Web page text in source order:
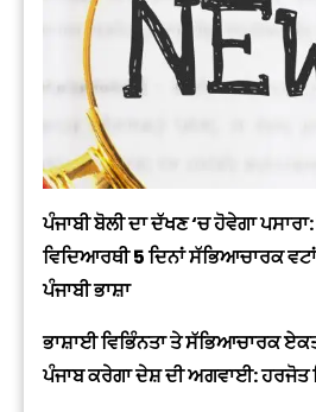
ਪੰਜਾਬੀ ਬੋਲੀ ਦਾ ਦੱਖਣ ‘ਚ ਹੋਵੇਗਾ
ਵਿਦਿਆਰਥੀ 5 ਦਿਨਾਂ ਸੱਭਿਆਚਾਰਕ
ਪੰਜਾਬੀ ਭਾਸ਼ਾ
ਭਾਸ਼ਾਈ ਵਿਭਿੰਨਤਾ ਤੇ ਸੱਭਿਆਚਾਰਕ
ਪੰਜਾਬ ਕਰੇਗਾ ਦੇਸ਼ ਦੀ ਅਗਵਾਈ: ਹਰਜੋਤ